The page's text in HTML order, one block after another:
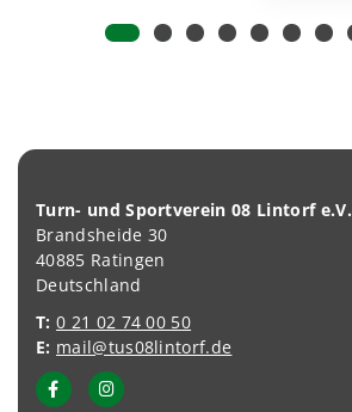
Turn- und Sportverein 08 Lintorf e.V.
Brandsheide 30
40885 Ratingen
Deutschland
T: 0 21 02 74 00 50
E: mail@tus08lintorf.de